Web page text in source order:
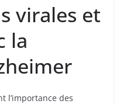
virales et
la
l’importance des